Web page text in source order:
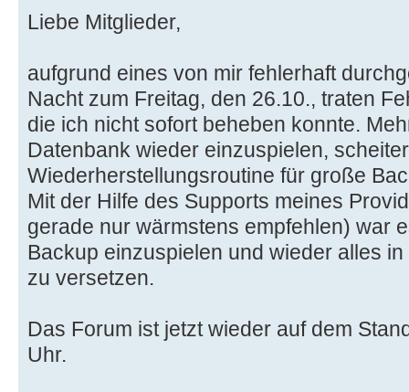
Liebe Mitglieder,
aufgrund eines von mir fehlerhaft
Nacht zum Freitag, den 26.10., traten
die ich nicht sofort beheben konnte.
Datenbank wieder einzuspielen,
Wiederherstellungsroutine für große
Mit der Hilfe des Supports meines
gerade nur wärmstens empfehlen) war
Backup einzuspielen und wieder alles
zu versetzen.
Das Forum ist jetzt wieder auf dem
Uhr.